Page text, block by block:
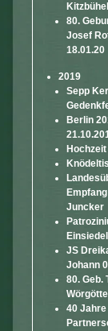
80.
Josef
18.01.20
2019
Sepp
Berlin
Juncker
JS
Johann
80. Geb.
40 Jahre